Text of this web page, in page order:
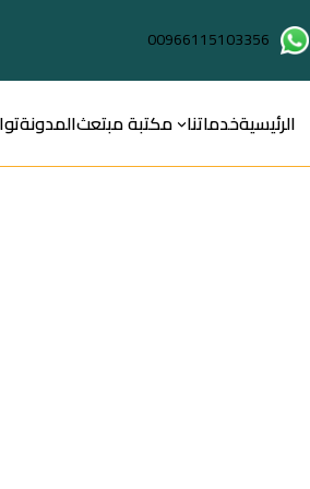
00966115103356
الرئيسيةخدماتنا مكتبة مبتعثالمدونة